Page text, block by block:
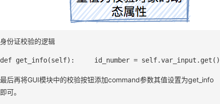
身份证校验的逻辑
def get_info(self):     id_number = self.var_input. get
最后再将GUI模块中的校验按钮添加command参数其值设置为get_info
即可。